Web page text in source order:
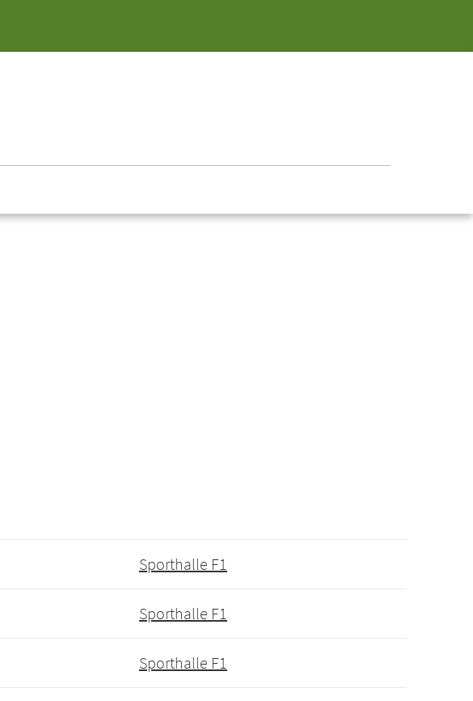
Sporthalle F1
Sporthalle F1
Sporthalle F1